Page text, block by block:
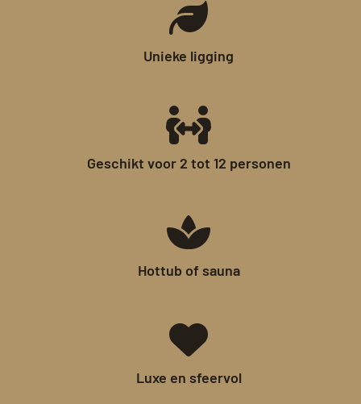
Unieke ligging
Geschikt voor 2 tot 12 personen
Hottub of sauna
Luxe en sfeervol